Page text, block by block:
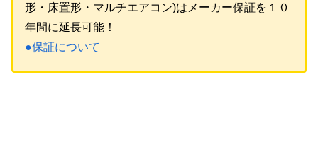
形・床置形・マルチエアコン)はメーカー保証を１０
年間に延長可能！
●保証について